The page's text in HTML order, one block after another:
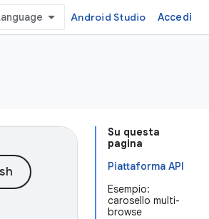
Android Studio Accedi
Su questa
pagina
Piattaforma API
Esempio:
carosello multi-
browse